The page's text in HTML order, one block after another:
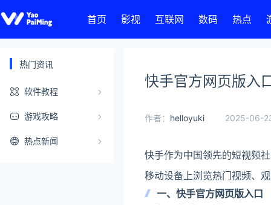
首页 影视 互联网 数码 热点
热门资讯
软件教程
游戏攻略
热点新闻
快手官方网页版入
作者： helloyuki 2025-06-
快手作为中国领先的短视频
移动设备上浏览热门视频、
一、快手官方网页版入口